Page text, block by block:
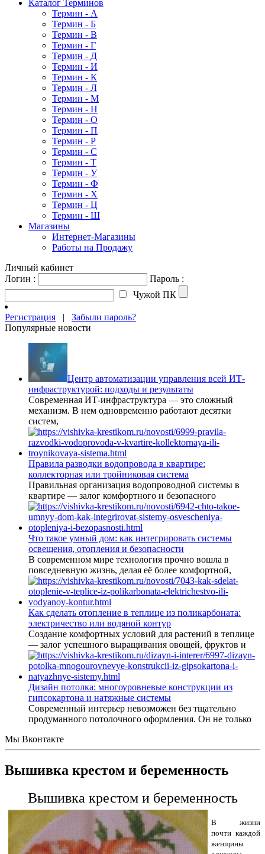
Каталог Терминов
Термин - А
Термин - Б
Термин - В
Термин - Г
Термин - Д
Термин - И
Термин - К
Термин - Л
Термин - М
Термин - Н
Термин - О
Термин - П
Термин - Р
Термин - С
Термин - Т
Термин - У
Термин - Ф
Термин - Х
Термин - Ц
Термин - Ш
Магазины
Интернет-Магазины
Работы на Продажу
Личный кабинет
Логин :
Пароль :
Чужой ПК
Регистрация | Забыли пароль?
Популярные новости
Центр автоматизации управления всей ИТ-
инфраструктурой: подходы и результаты
Современная ИТ-инфраструктура — это сложный
механизм. В нем одновременно работают десятки
систем,
Правила разводки водопровода в квартире:
коллекторная или тройниковая система
Правильная организация водопроводной системы в
квартире — залог комфортного и безопасного
Что такое умный дом: как интегрировать системы
освещения, отопления и безопасности
В современном мире технология прочно вошла в
повседневную жизнь, делая её более комфортной,
Как сделать отопление в теплице из поликарбоната:
электричество или водяной контур
Создание комфортных условий для растений в теплице
— залог успешного выращивания овощей, фруктов и
Дизайн потолка: многоуровневые конструкции из
гипсокартона и натяжные системы
Современный интерьер невозможен без тщательно
продуманного потолочного оформления. Он не только
Мы Вконтакте
Вышивка крестом и беременность
Вышивка крестом и беременность
В жизни
почти каждой
женщины